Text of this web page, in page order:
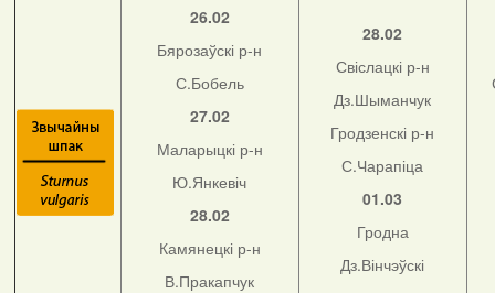
26.02
Бярозаўскі р-н
С.Бобель
27.02
Маларыцкі р-н
Ю.Янкевіч
28.02
Камянецкі р-н
В.Пракапчук
28.02
Свіслацкі р-н
Дз.Шыманчук
Гродзенскі р-н
С.Чарапіца
01.03
Гродна
Дз.Вінчэўскі